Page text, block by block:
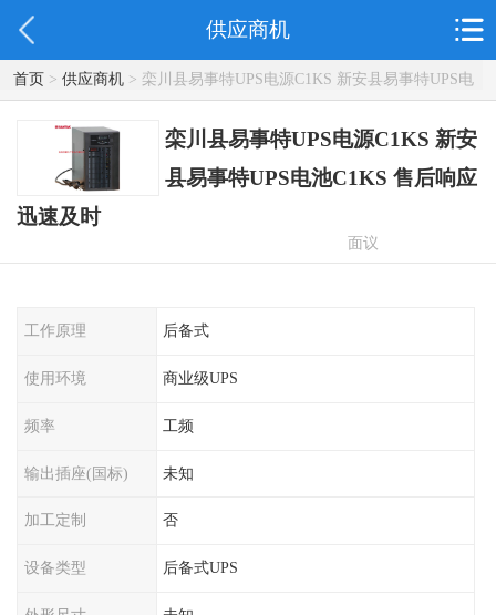
供应商机
首页> 供应商机> 栾川县易事特UPS电源C1KS 新安县易事特UPS电
池C1KS 售后响应迅速及时
栾川县易事特UPS电源C1KS 新安
县易事特UPS电池C1KS 售后响应
迅速及时
面议
工作原理 后备式
使用环境 商业级UPS
频率 工频
输出插座(国标) 未知
加工定制 否
设备类型 后备式UPS